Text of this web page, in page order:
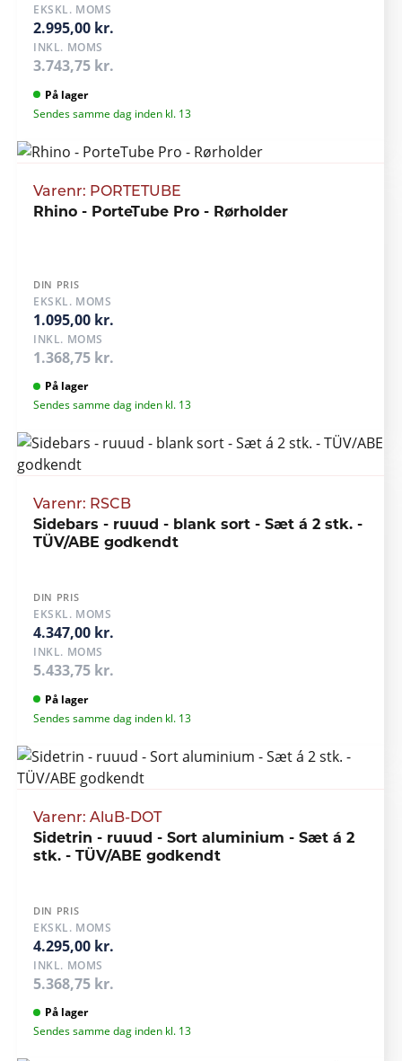
EKSKL. MOMS
2.995,00 kr.
INKL. MOMS
3.743,75 kr.
På lager
Sendes samme dag inden kl. 13
Varenr: PORTETUBE
Rhino - PorteTube Pro - Rørholder
DIN PRIS
EKSKL. MOMS
1.095,00 kr.
INKL. MOMS
1.368,75 kr.
På lager
Sendes samme dag inden kl. 13
Varenr: RSCB
Sidebars - ruuud - blank sort - Sæt á 2 stk. -
TÜV/ABE godkendt
DIN PRIS
EKSKL. MOMS
4.347,00 kr.
INKL. MOMS
5.433,75 kr.
På lager
Sendes samme dag inden kl. 13
Varenr: AluB-DOT
Sidetrin - ruuud - Sort aluminium - Sæt á 2
stk. - TÜV/ABE godkendt
DIN PRIS
EKSKL. MOMS
4.295,00 kr.
INKL. MOMS
5.368,75 kr.
På lager
Sendes samme dag inden kl. 13